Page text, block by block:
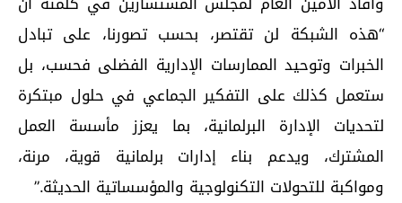
“هذه الشبكة لن تقتصر، بحسب تصورنا، على تبادل
الخبرات وتوحيد الممارسات الإدارية الفضلى فحسب، بل
ستعمل كذلك على التفكير الجماعي في حلول مبتكرة
لتحديات الإدارة البرلمانية، بما يعزز مأسسة العمل
المشترك، ويدعم بناء إدارات برلمانية قوية، مرنة،
ومواكبة للتحولات التكنولوجية والمؤسساتية الحديثة.”